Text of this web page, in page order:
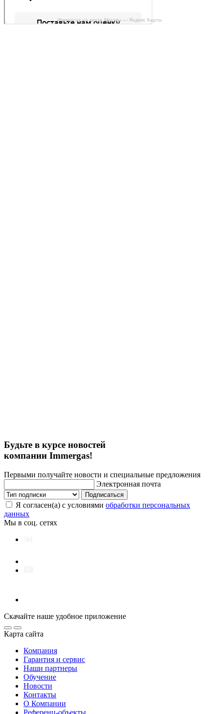
Иммергаз на карте Москвы — Яндекс Карты
Будьте в курсе новостей
компании Immergas!
Первыми получайте новости и специальные предложения
Электронная почта
Подписаться
Я согласен(а) с условиями обработки персональных
данных
Мы в соц. сетях
Скачайте наше удобное приложение
Карта сайта
Компания
Гарантия и сервис
Наши партнеры
Обучение
Новости
Контакты
О Компании
Референц-объекты